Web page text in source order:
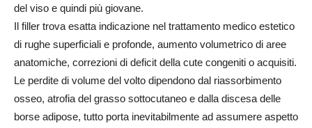
del viso e quindi più giovane.
Il filler trova esatta indicazione nel trattamento medico estetico
di rughe superficiali e profonde, aumento volumetrico di aree
anatomiche, correzioni di deficit della cute congeniti o acquisiti.
Le perdite di volume del volto dipendono dal riassorbimento
osseo, atrofia del grasso sottocutaneo e dalla discesa delle
borse adipose, tutto porta inevitabilmente ad assumere aspetto